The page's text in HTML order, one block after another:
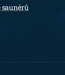
saunérů